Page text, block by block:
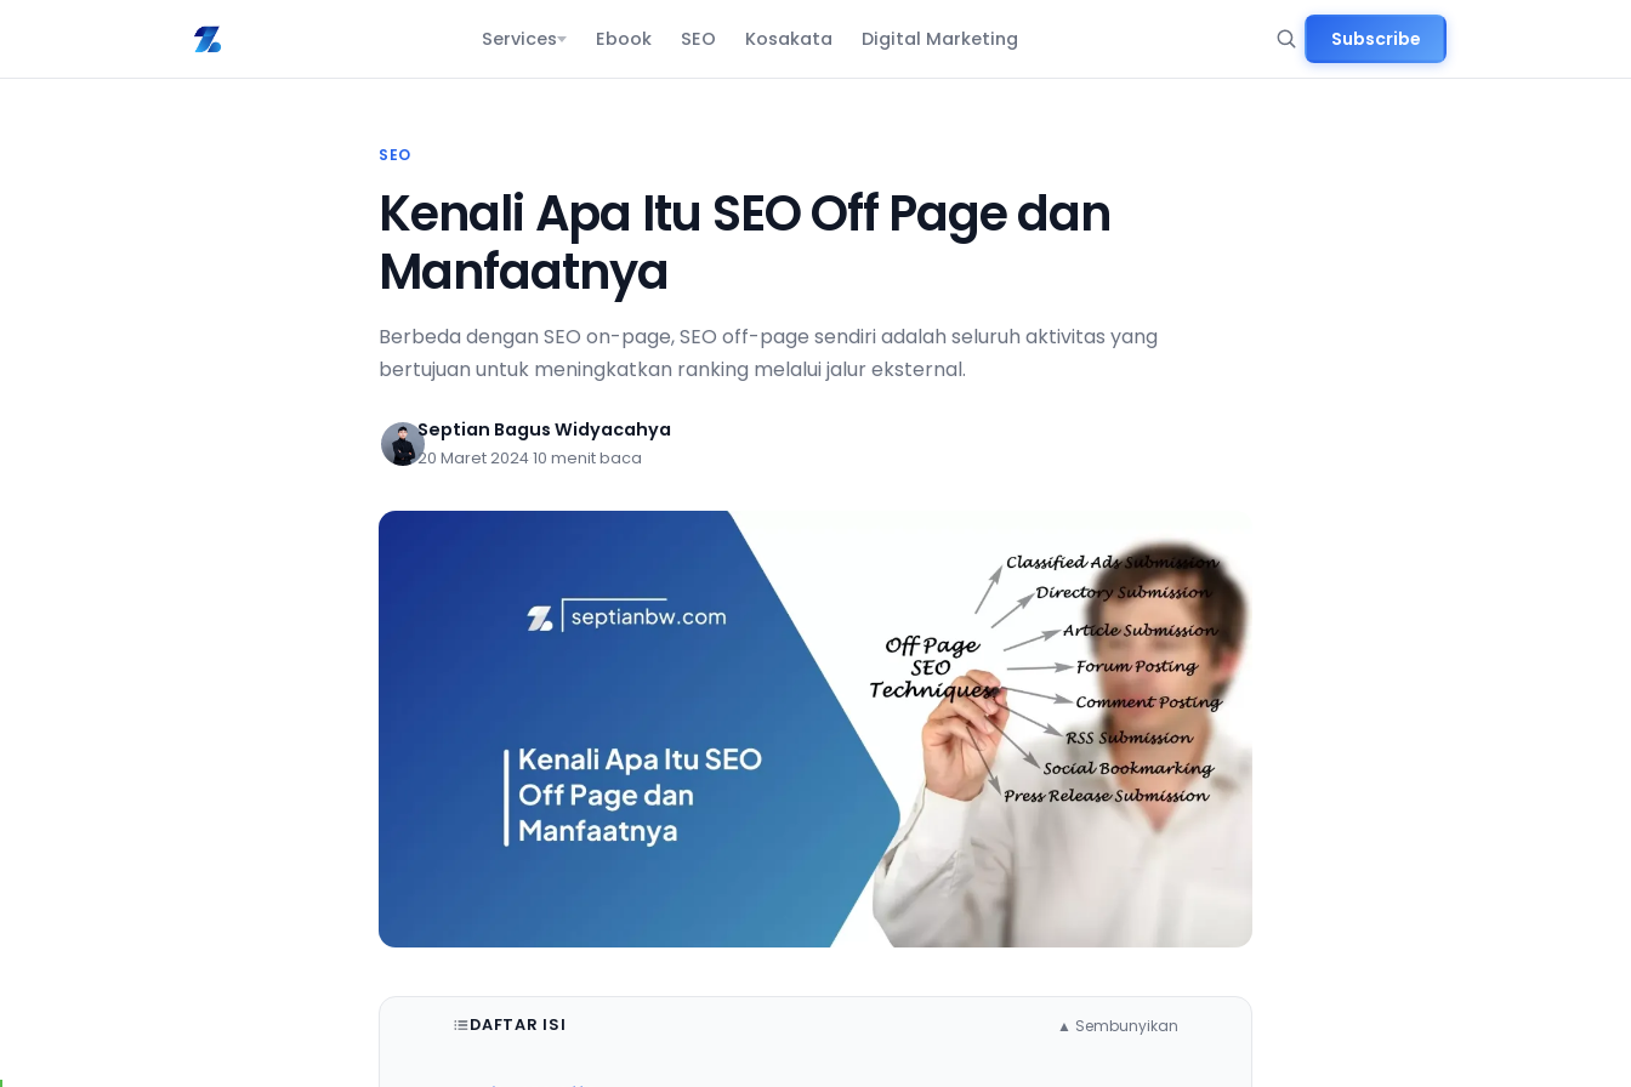
Services Ebook SEO Kosakata Digital Marketing Subscribe
SEO
Kenali Apa Itu SEO Off Page dan
Manfaatnya
Berbeda dengan SEO on-page, SEO off-page sendiri adalah seluruh aktivitas yang
bertujuan untuk meningkatkan ranking melalui jalur eksternal.
Septian Bagus Widyacahya
20 Maret 202410 menit baca
DAFTAR ISI ▲ Sembunyikan